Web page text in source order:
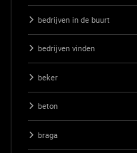
bedrijven in de buurt
bedrijven vinden
beker
beton
braga